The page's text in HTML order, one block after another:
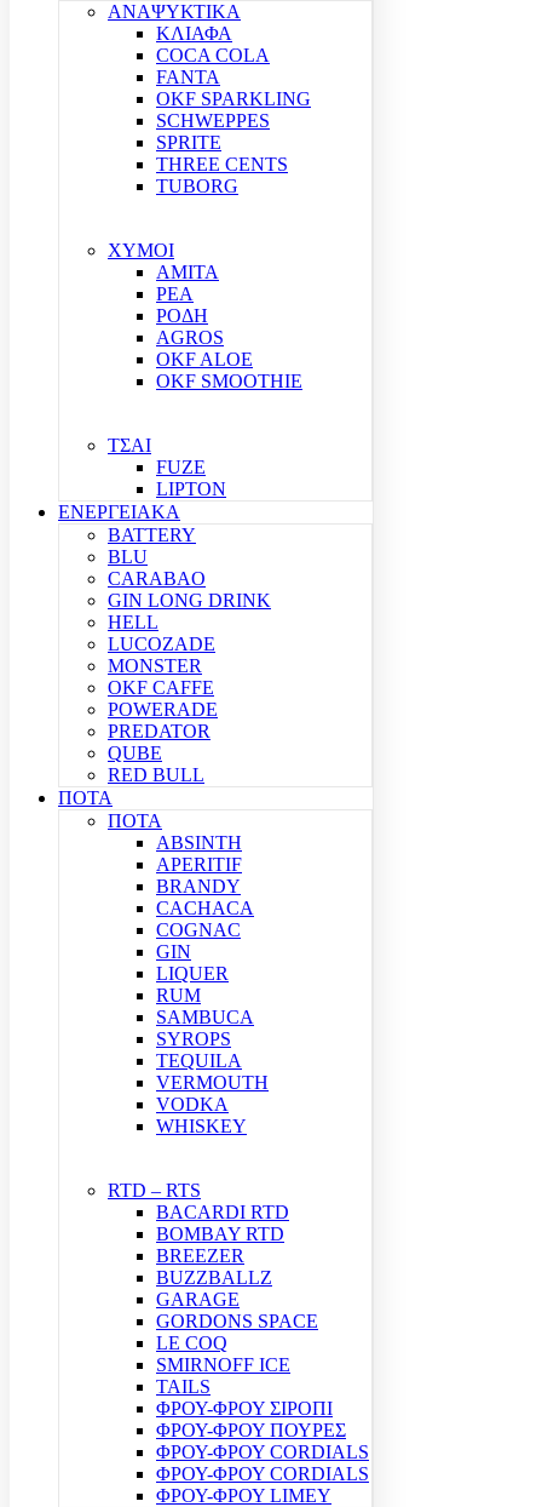
ΑΝΑΨΥΚΤΙΚΑ
ΚΛΙΑΦΑ
COCA COLA
FANTA
OKF SPARKLING
SCHWEPPES
SPRITE
THREE CENTS
TUBORG
ΧΥΜΟΙ
ΑΜΙΤΑ
ΡΕΑ
ΡΟΔΗ
AGROS
OKF ALOE
OKF SMOOTHIE
ΤΣΑΙ
FUZE
LIPTON
ΕΝΕΡΓΕΙΑΚΑ
BATTERY
BLU
CARABAO
GIN LONG DRINK
HELL
LUCOZADE
MONSTER
OKF CAFFE
POWERADE
PREDATOR
QUBE
RED BULL
ΠΟΤΑ
ΠΟΤΑ
ABSINTH
APERITIF
BRANDY
CACHACA
COGNAC
GIN
LIQUER
RUM
SAMBUCA
SYROPS
TEQUILA
VERMOUTH
VODKA
WHISKEY
RTD – RTS
BACARDI RTD
BOMBAY RTD
BREEZER
BUZZBALLZ
GARAGE
GORDONS SPACE
LE COQ
SMIRNOFF ICE
TAILS
ΦΡΟΥ-ΦΡΟΥ ΣΙΡΟΠΙ
ΦΡΟΥ-ΦΡΟΥ ΠΟΥΡΕΣ
ΦΡΟΥ-ΦΡΟΥ CORDIALS
ΦΡΟΥ-ΦΡΟΥ CORDIALS
ΦΡΟΥ-ΦΡΟΥ LIMEY